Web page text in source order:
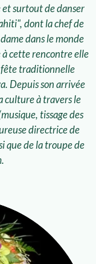
et surtout de danser
dont la chef de
dans le monde
cette rencontre elle
fête traditionnelle
Depuis son arrivée
culture à travers le
tissage des
directrice de
que de la troupe de